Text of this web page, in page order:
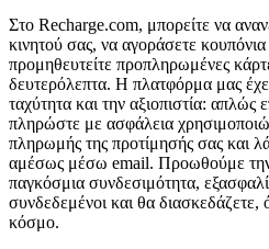
Στο Recharge.com, μπορείτε να
κινητού σας, να αγοράσετε κουπόνια
προμηθευτείτε προπληρωμένες
δευτερόλεπτα. Η πλατφόρμα μας
ταχύτητα και την αξιοπιστία: απλώς
πληρώστε με ασφάλεια
πληρωμής της προτίμησής σας και
αμέσως μέσω email. Προωθούμε την
παγκόσμια συνδεσιμότητα,
συνδεδεμένοι και θα διασκεδάζετε,
κόσμο.